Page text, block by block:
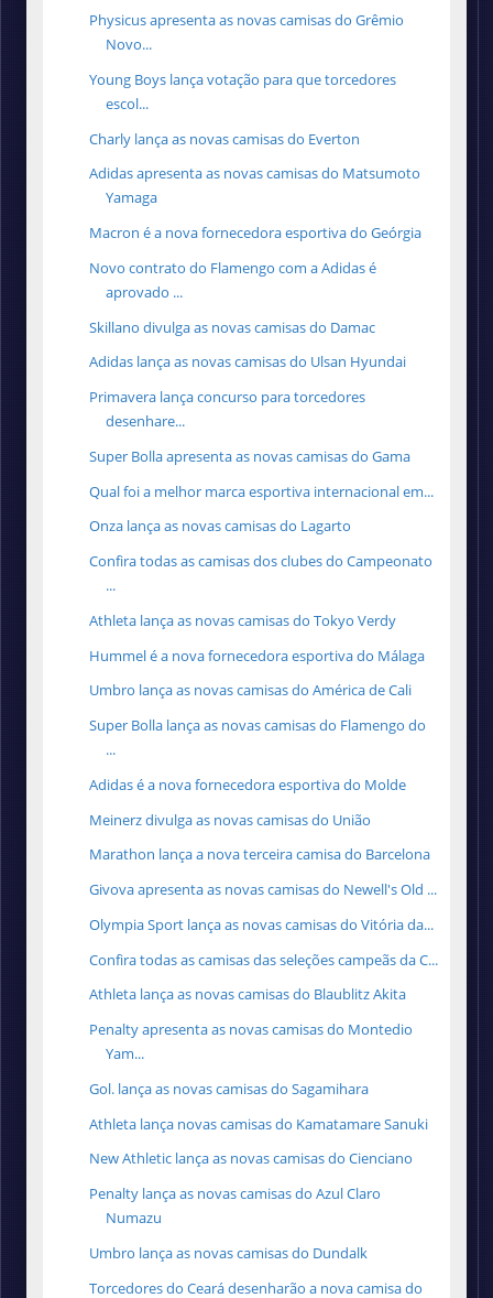
Physicus apresenta as novas camisas do Grêmio
Novo...
Young Boys lança votação para que torcedores
escol...
Charly lança as novas camisas do Everton
Adidas apresenta as novas camisas do Matsumoto
Yamaga
Macron é a nova fornecedora esportiva do Geórgia
Novo contrato do Flamengo com a Adidas é
aprovado ...
Skillano divulga as novas camisas do Damac
Adidas lança as novas camisas do Ulsan Hyundai
Primavera lança concurso para torcedores
desenhare...
Super Bolla apresenta as novas camisas do Gama
Qual foi a melhor marca esportiva internacional em...
Onza lança as novas camisas do Lagarto
Confira todas as camisas dos clubes do Campeonato
...
Athleta lança as novas camisas do Tokyo Verdy
Hummel é a nova fornecedora esportiva do Málaga
Umbro lança as novas camisas do América de Cali
Super Bolla lança as novas camisas do Flamengo do
...
Adidas é a nova fornecedora esportiva do Molde
Meinerz divulga as novas camisas do União
Marathon lança a nova terceira camisa do Barcelona
Givova apresenta as novas camisas do Newell's Old ...
Olympia Sport lança as novas camisas do Vitória da...
Confira todas as camisas das seleções campeãs da C...
Athleta lança as novas camisas do Blaublitz Akita
Penalty apresenta as novas camisas do Montedio
Yam...
Gol. lança as novas camisas do Sagamihara
Athleta lança novas camisas do Kamatamare Sanuki
New Athletic lança as novas camisas do Cienciano
Penalty lança as novas camisas do Azul Claro
Numazu
Umbro lança as novas camisas do Dundalk
Torcedores do Ceará desenharão a nova camisa do